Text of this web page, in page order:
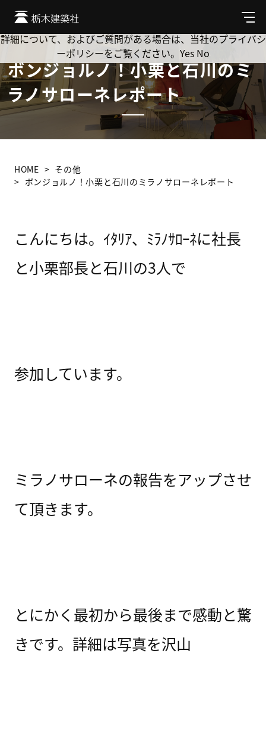
メ
ニ
ュ
ボンジョルノ！小栗と石川のミ
ラノサローネレポート
HOME
その他
ボンジョルノ！小栗と石川のミラノサローネレポート
こんにちは。ｲﾀﾘｱ、ﾐﾗﾉｻﾛｰﾈに社長
と小栗部長と石川の3人で
参加しています。
ミラノサローネの報告をアップさせ
て頂きます。
とにかく最初から最後まで感動と驚
きです。詳細は写真を沢山
Cookie を使用して、お客様の活動を追跡してもよろしいです
か? 当社ではお客様のプライバシーを極めて重視しています。
詳細について、およびご質問がある場合は、当社のプライバシ
ーポリシーをご覧ください。 Yes No